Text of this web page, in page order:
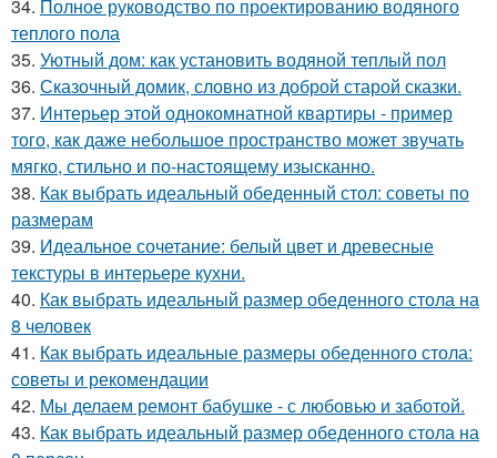
34. Полное руководство по проектированию водяного
теплого пола
35. Уютный дом: как установить водяной теплый пол
36. Сказочный домик, словно из доброй старой сказки.
37. Интерьер этой однокомнатной квартиры - пример
того, как даже небольшое пространство может звучать
мягко, стильно и по-настоящему изысканно.
38. Как выбрать идеальный обеденный стол: советы по
размерам
39. Идеальное сочетание: белый цвет и древесные
текстуры в интерьере кухни.
40. Как выбрать идеальный размер обеденного стола на
8 человек
41. Как выбрать идеальные размеры обеденного стола:
советы и рекомендации
42. Мы делаем ремонт бабушке - с любовью и заботой.
43. Как выбрать идеальный размер обеденного стола на